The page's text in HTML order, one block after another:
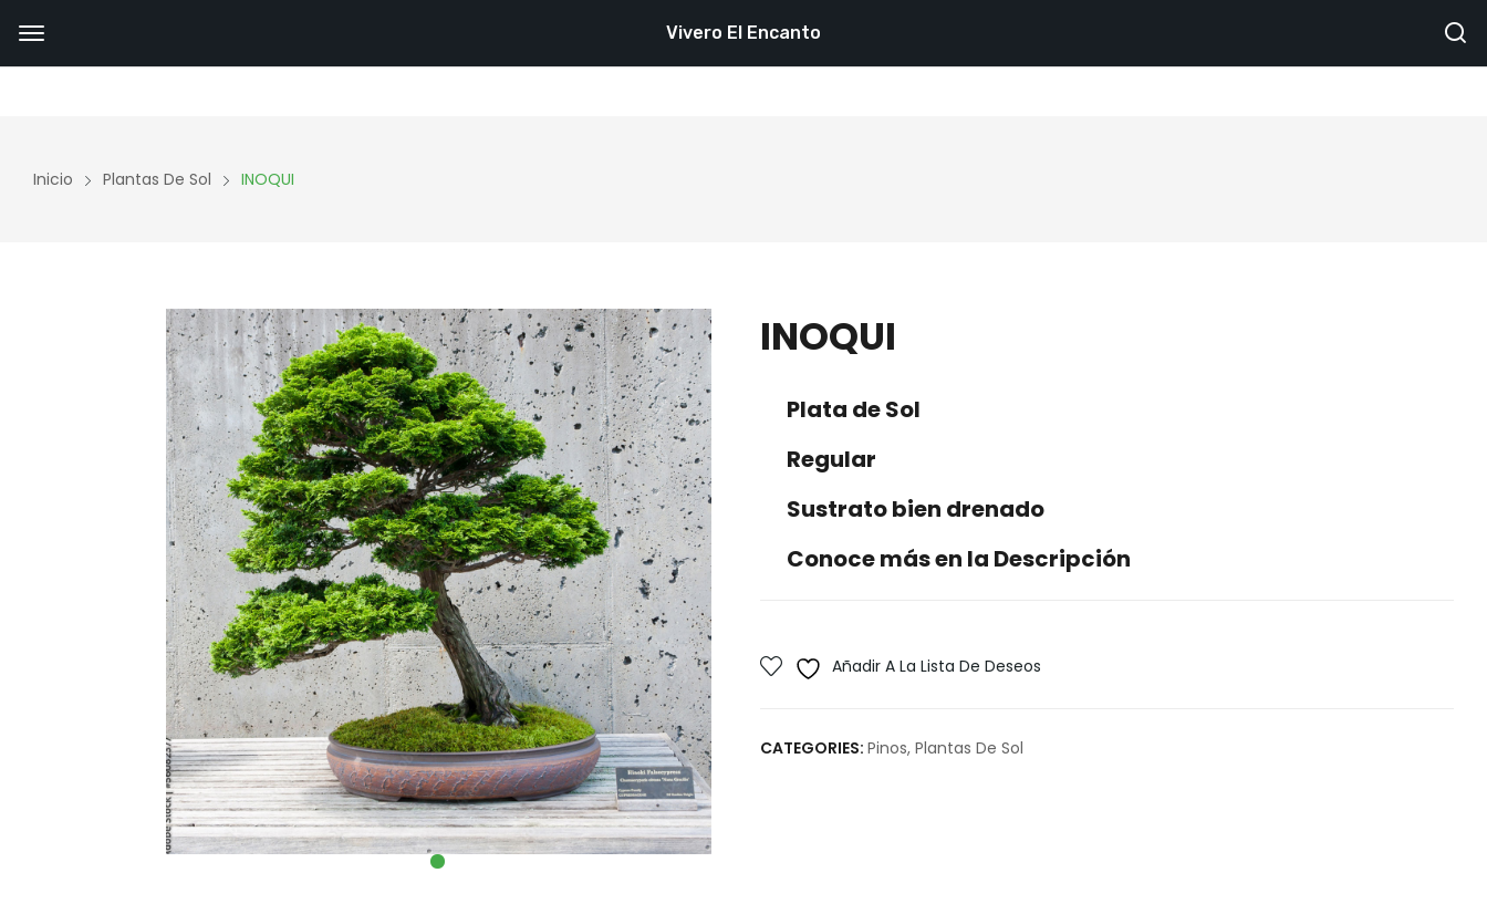
Inicio Plantas De Sol INOQUI
INOQUI
Plata de Sol
Regular
Sustrato bien drenado
Conoce más en la Descripción
Añadir A La Lista De Deseos
CATEGORIES: Pinos, Plantas De Sol
Vivero El Encanto